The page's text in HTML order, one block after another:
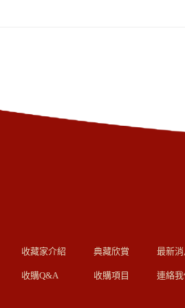
收藏家介紹
收購Q&A
典藏欣賞
收購項目
最新
連絡